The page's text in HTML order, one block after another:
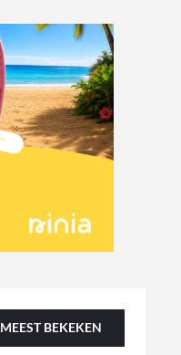
MEEST BEKEKEN